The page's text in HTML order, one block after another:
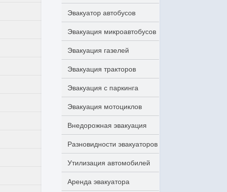
Эвакуатор автобусов
Эвакуация микроавтобусов
Эвакуация газелей
Эвакуация тракторов
Эвакуация с паркинга
Эвакуация мотоциклов
Внедорожная эвакуация
Разновидности эвакуаторов
Утилизация автомобилей
Аренда эвакуатора